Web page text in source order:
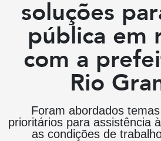
soluções
pública em
com a
Rio
Foram abordados
prioritários para assistência
as condições de